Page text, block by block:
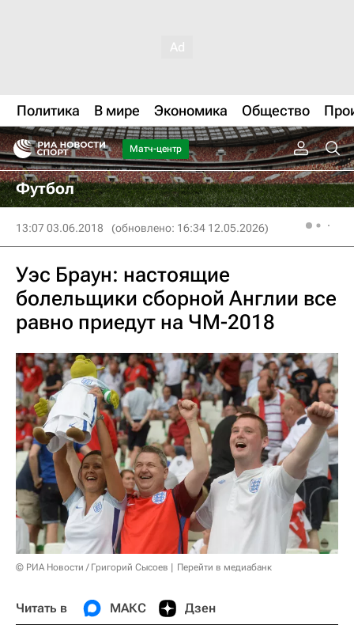
Политика В мире Экономика Общество
Матч-центр
Футбол
13:07 03.06.2018 (обновлено: 16:34 12.05.2026)
Уэс Браун: настоящие
болельщики сборной Англии все
равно приедут на ЧМ-2018
© РИА Новости / Григорий Сысоев Перейти в медиабанк
Читать в МАКС Дзен